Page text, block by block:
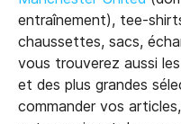
entraînement), tee-
chaussettes, sacs,
vous trouverez aussi
et des plus grandes
commander vos